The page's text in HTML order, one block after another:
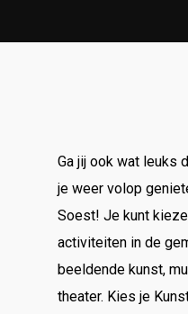
Ga jij ook wat leuks
je weer volop
Soest! Je kunt
activiteiten in de
beeldende kunst,
theater. Kies je